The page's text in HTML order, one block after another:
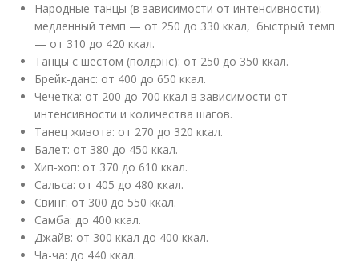
Народные танцы (в зависимости от интенсивности):
медленный темп — от 250 до 330 ккал, быстрый темп
— от 310 до 420 ккал.
Танцы с шестом (полдэнс): от 250 до 350 ккал.
Брейк-данс: от 400 до 650 ккал.
Чечетка: от 200 до 700 ккал в зависимости от
интенсивности и количества шагов.
Танец живота: от 270 до 320 ккал.
Балет: от 380 до 450 ккал.
Хип-хоп: от 370 до 610 ккал.
Сальса: от 405 до 480 ккал.
Свинг: от 300 до 550 ккал.
Самба: до 400 ккал.
Джайв: от 300 ккал до 400 ккал.
Ча-ча: до 440 ккал.